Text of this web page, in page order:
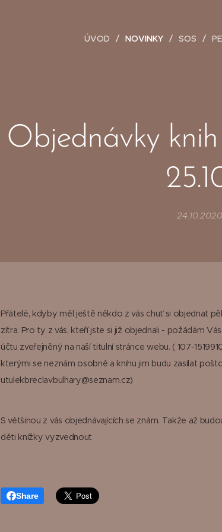
ÚVOD NOVINKY SOS
Objednávky
24.10.2020
Přátelé, kdyby měl ještě někdo z vás chuť si objednat
zítra. Pro ty z vás, kteří jste si již objednali - požádám
účtu zveřejněný na naší titulní stránce webu. ( 107-
kterými se neznám osobně a knihu jim budu zasílat
utulekbreclavbulhary@seznam.cz)
S většinou z vás objednávajících se znám. Takže až
děti knížky vyzvednout 😊
Share